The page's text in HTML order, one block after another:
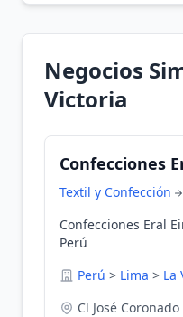
Negocios
Victoria
Confecciones
Textil y Confección
Confecciones Eral
Perú
Perú > Lima > La
Cl José